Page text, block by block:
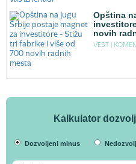
Opština
novih
VEST |
Kalkulator
Dozvoljeni minus